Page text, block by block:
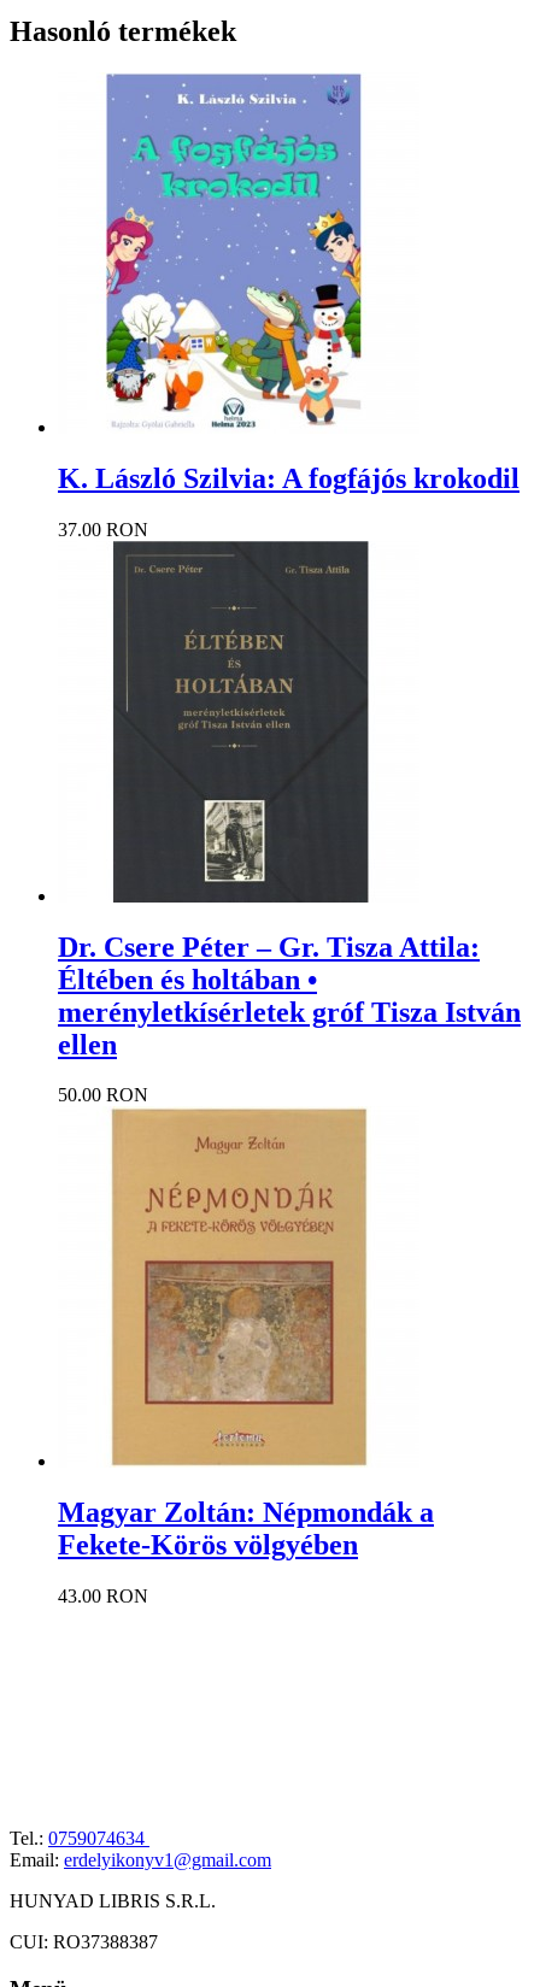
Hasonló termékek
K. László Szilvia: A fogfájós krokodil
37.00 RON
Dr. Csere Péter – Gr. Tisza Attila:
Éltében és holtában •
merényletkísérletek gróf Tisza István
ellen
50.00 RON
Magyar Zoltán: Népmondák a
Fekete-Körös völgyében
43.00 RON
Tel.: 0759074634
Email: erdelyikonyv1@gmail.com
HUNYAD LIBRIS S.R.L.
CUI: RO37388387